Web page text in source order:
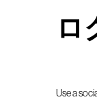
ロ
Use a